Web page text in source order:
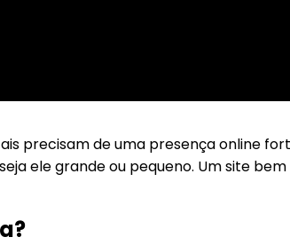
precisam de uma presença online
ele grande ou pequeno. Um site